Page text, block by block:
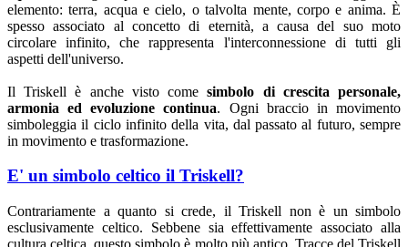
elemento: terra, acqua e cielo, o talvolta mente, corpo e anima. È
spesso associato al concetto di eternità, a causa del suo moto
circolare infinito, che rappresenta l'interconnessione di tutti gli
aspetti dell'universo.
Il Triskell è anche visto comesimbolo di crescita personale,
armonia ed evoluzione continua. Ogni braccio in movimento
simboleggia il ciclo infinito della vita, dal passato al futuro, sempre
in movimento e trasformazione.
E' un simbolo celtico il Triskell?
Contrariamente a quanto si crede, il Triskell non è un simbolo
esclusivamente celtico. Sebbene sia effettivamente associato alla
cultura celtica, questo simbolo è molto più antico. Tracce del Triskell